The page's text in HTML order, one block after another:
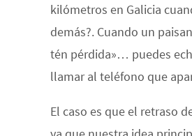
kilómetros en Galicia
demás?. Cuando un
tén pérdida»… puedes
llamar al teléfono que
El caso es que el retraso